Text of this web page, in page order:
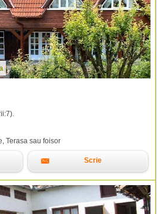
7).
Terasa sau foisor
Scrie